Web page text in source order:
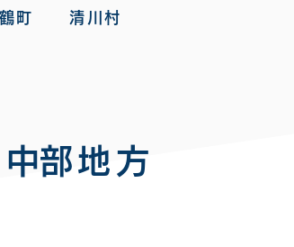
町 清川村
​中部地方​